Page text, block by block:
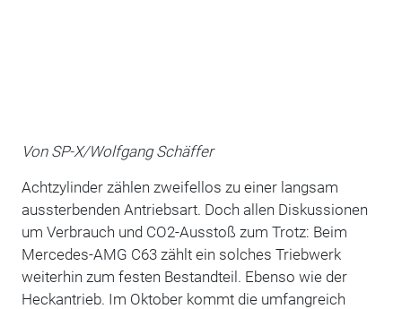
Von SP-X/Wolfgang Schäffer
Achtzylinder zählen zweifellos zu einer langsam
aussterbenden Antriebsart. Doch allen Diskussionen
um Verbrauch und CO2-Ausstoß zum Trotz: Beim
Mercedes-AMG C63 zählt ein solches Triebwerk
weiterhin zum festen Bestandteil. Ebenso wie der
Heckantrieb. Im Oktober kommt die umfangreich